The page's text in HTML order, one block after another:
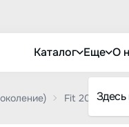
Каталог Еще О
Здесь
Fit 2020 1.5L